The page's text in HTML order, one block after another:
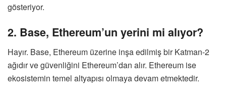
gösteriyor.
2. Base, Ethereum’un yerini mi alıyor?
Hayır. Base, Ethereum üzerine inşa edilmiş bir Katman-2
ağıdır ve güvenliğini Ethereum’dan alır. Ethereum ise
ekosistemin temel altyapısı olmaya devam etmektedir.